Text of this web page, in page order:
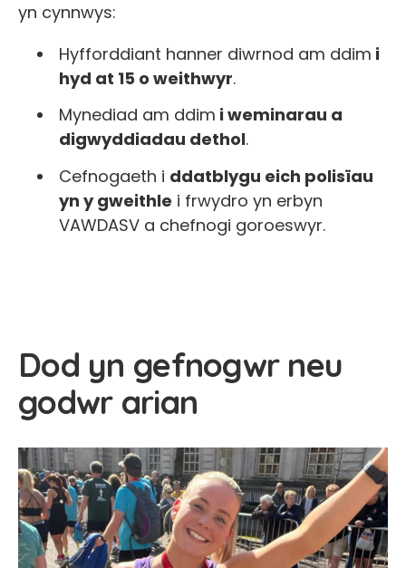
yn cynnwys:
Hyfforddiant hanner diwrnod am ddim i
hyd at 15 o weithwyr.
Mynediad am ddim i weminarau a
digwyddiadau dethol.
Cefnogaeth i ddatblygu eich polisïau
yn y gweithle i frwydro yn erbyn
VAWDASV a chefnogi goroeswyr.
Dod yn gefnogwr neu
godwr arian